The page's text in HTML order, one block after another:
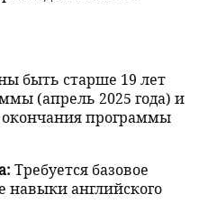
быть старше 19 лет
(апрель 2025 года) и
программы
Требуется базовое
навыки английского